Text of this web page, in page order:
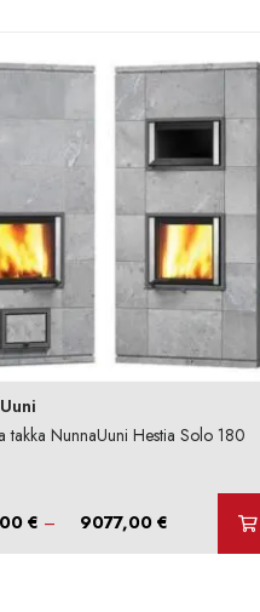
takka NunnaUuni Hestia Solo 180
€ – 9077,00 €Hintaluokka: